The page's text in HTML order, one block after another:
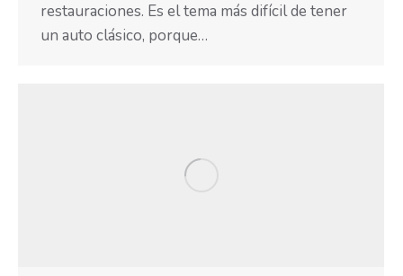
restauraciones. Es el tema más difícil de tener
un auto clásico, porque…